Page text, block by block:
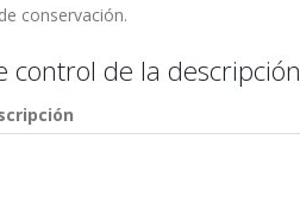
conservación.
control de la descripción